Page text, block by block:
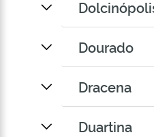
Dourado
Dracena
Duartina